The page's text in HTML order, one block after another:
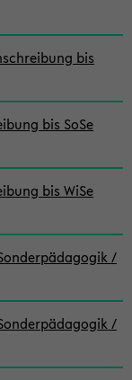
bis
bis SoSe
bis WiSe
/
/